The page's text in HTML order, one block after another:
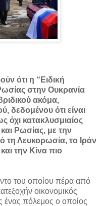
ότι η “Ειδική
στην Ουκρανία
ακόμα,
δεδομένου ότι είναι
όχι κατακλυσμιαίος
Ρωσίας, με την
τη Λευκορωσία, το Ιράν
την Κίνα πιο
του οποίου πέρα από
οικονομικός
ένας πόλεμος ο οποίος